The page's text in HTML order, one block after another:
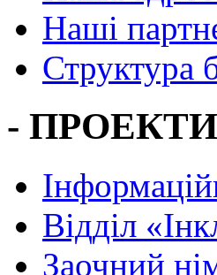
Наші
Структура
-
Вiддiл
Заочний